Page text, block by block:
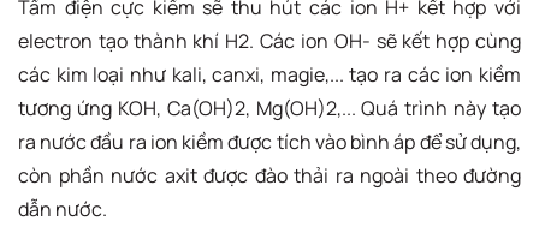
Tấm điện cực kiềm sẽ thu hút các ion H+ kết hợp với
electron tạo thành khí H2. Các ion OH- sẽ kết hợp cùng
các kim loại như kali, canxi, magie,... tạo ra các ion kiềm
tương ứng KOH, Ca(OH)2, Mg(OH)2,... Quá trình này tạo
ra nước đầu ra ion kiềm được tích vào bình áp để sử dụng,
còn phần nước axit được đào thải ra ngoài theo đường
dẫn nước.